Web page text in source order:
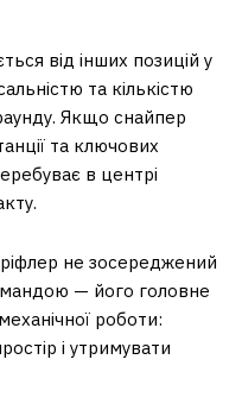
від інших позицій у
та кількістю
Якщо снайпер
та ключових
в центрі
ріфлер не зосереджений
— його головне
роботи:
і утримувати